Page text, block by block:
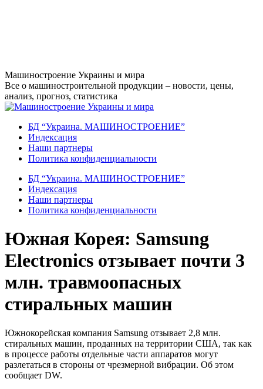
Перейти
к
содержанию
Машиностроение Украины и мира
Все о машиностроительной продукции – новости, цены,
анализ, прогноз, статистика
БД “Украина. МАШИНОСТРОЕНИЕ”
Индекcация
Наши партнеры
Политика конфиденциальности
БД “Украина. МАШИНОСТРОЕНИЕ”
Индекcация
Наши партнеры
Политика конфиденциальности
Южная Корея: Samsung
Electronics отзывает почти 3
млн. травмоопасных
стиральных машин
Южнокорейская компания Samsung отзывает 2,8 млн.
стиральных машин, проданных на территории США, так как
в процессе работы отдельные части аппаратов могут
разлетаться в стороны от чрезмерной вибрации. Об этом
сообщает DW.